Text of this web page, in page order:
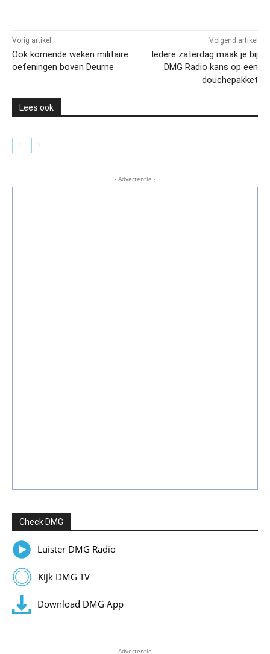
Vorig artikel
Ook komende weken militaire
oefeningen boven Deurne
Volgend artikel
Iedere zaterdag maak je bij
DMG Radio kans op een
douchepakket
Lees ook
- Advertentie -
Check DMG
Luister DMG Radio
Kijk DMG TV
Download DMG App
- Advertentie -